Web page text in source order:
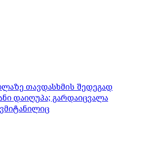
თავდასხმის შედეგად
დაიღუპა; გარდაიცვალა